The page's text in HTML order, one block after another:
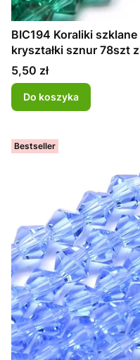
BIC194 Koraliki
kryształki sznur 78szt
Cena
5,50 zł
Do koszyka
Bestseller